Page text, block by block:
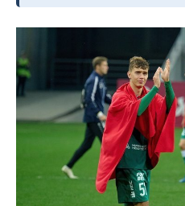
ВОДНЫЕ ВИДЫ СПОРТА
ХОККЕЙ С МЯЧОМ
ОБРАЗОВАНИЕ
ПРОИСШЕСТВИЯ